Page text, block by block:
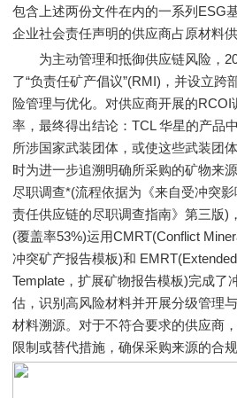
包含上述两份文件在内的一系列ESG
企业社会责任声明的供应商占原材料
为主动管理和抵御供应链风险，
了“负责任矿产倡议”(RMI)，并设立跨
险管理与优化。对供应商开展的RCOI
率，最终得出结论：TCL 华星的产品
所涉国家武装团体，或使这些武装团
时为进一步追溯明确所采购的矿物来
尽职调查*(流程依据为《来自受冲突
责任供应链的尽职调查指南》第三版)
(覆盖率53%)运用CMRT(Conflict
冲突矿产报告模板)和
Template，扩展矿物报告模板)完成了
估，识别高风险材料并开展分级管理
材料溯源。对于不符合要求的供应商
限制或替代措施，确保采购来源的合